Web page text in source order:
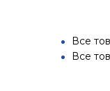
Все
Все